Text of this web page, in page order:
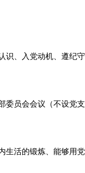
、入党动机、遵纪
员会会议（不设党
活的锻炼、能够用